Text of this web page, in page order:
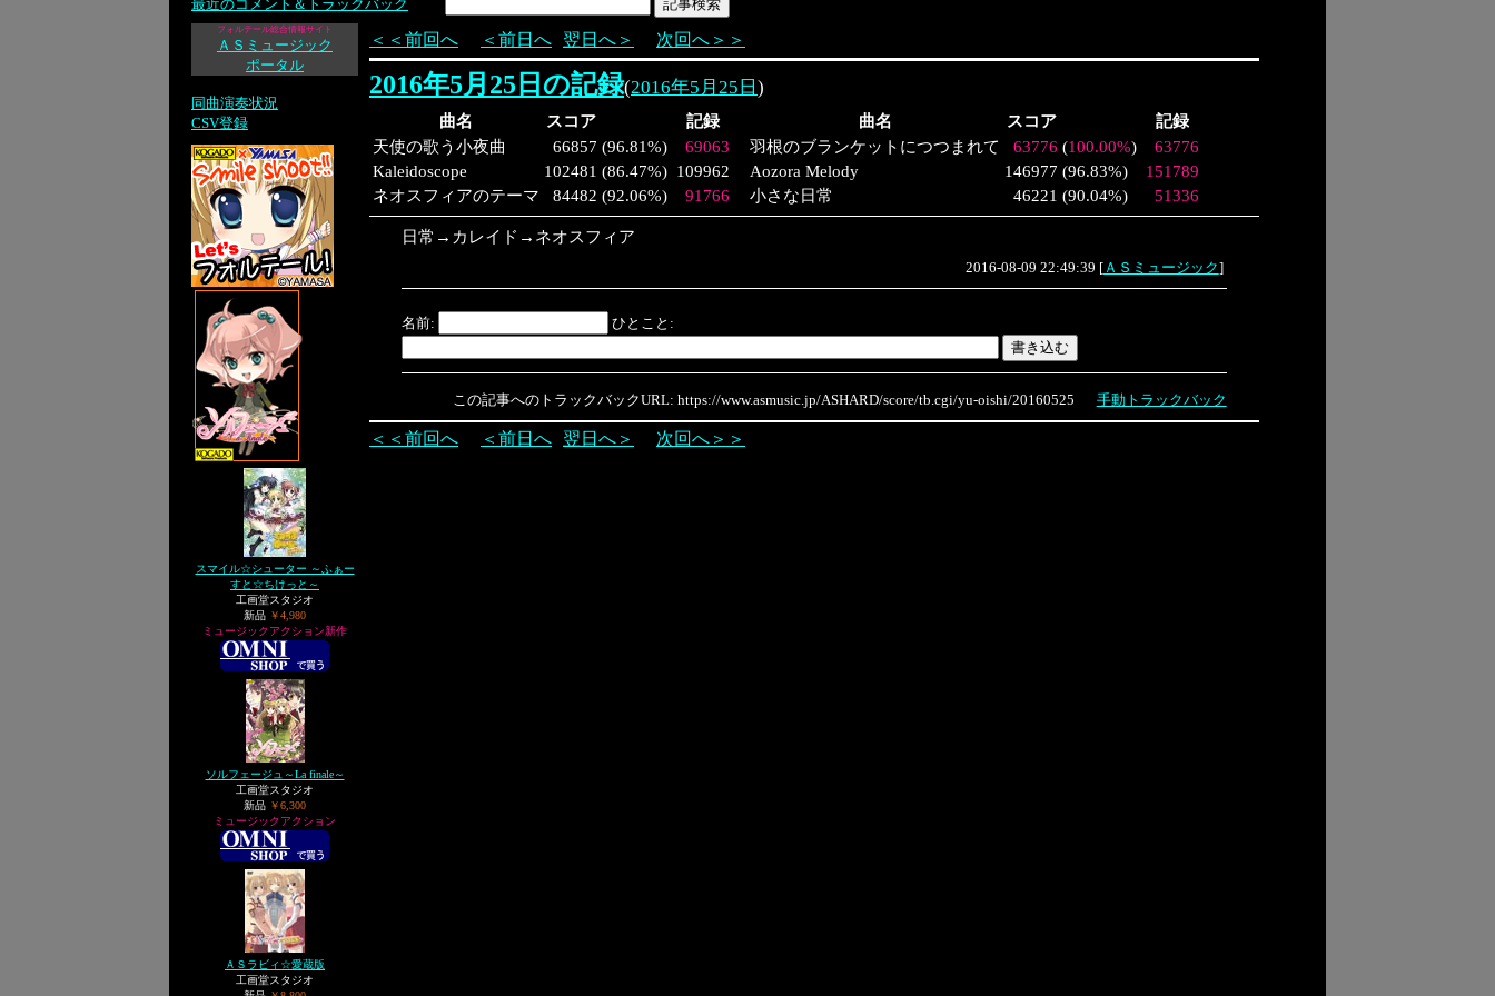
最近のコメント＆トラックバック
フォルテール総合情報サイト
ＡＳミュージック
ポータル
同曲演奏状況
CSV登録
スマイル☆シューター ～ふぁー
すと☆ちけっと～
工画堂スタジオ
新品 ￥4,980
ミュージックアクション新作
ソルフェージュ～La finale～
工画堂スタジオ
新品 ￥6,300
ミュージックアクション
ＡＳラビィ☆愛蔵版
工画堂スタジオ
＜＜前回へ ＜前日へ 翌日へ＞ 次回へ＞＞
2016年5月25日の記録(2016年5月25日 )
曲名 スコア 記録 曲名 スコア
記録
天使の歌う小夜曲
66857 (96.81%) 69063 羽根のブランケットにつつまれて 63776 (100.00%)
63776
Kaleidoscope
102481 (86.47%) 109962 Aozora Melody 146977 (96.83%)
151789
ネオスフィアのテーマ
84482 (92.06%) 91766 小さな日常 46221 (90.04%) 51336
日常→カレイド→ネオスフィア
2016-08-09 22:49:39 [ＡＳミュージック]
名前: ひとこと:
この記事へのトラックバックURL: https://www.asmusic.jp/ASHARD/score/tb.cgi/yu-oishi/20160525 手動トラックバック
＜＜前回へ ＜前日へ 翌日へ＞ 次回へ＞＞